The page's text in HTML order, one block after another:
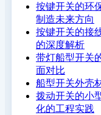
按键开关的环
制造未来方向
按键开关的接
的深度解析
带灯船型开关
面对比
船型开关外壳
拨动开关的小
化的工程实践